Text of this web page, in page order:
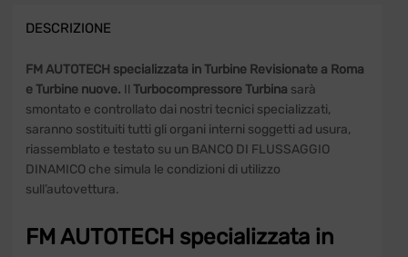
quantità
DESCRIZIONE
FM AUTOTECH specializzata in Turbine Revisionate a Roma
e Turbine nuove. Il Turbocompressore Turbina sarà
smontato e controllato dai nostri tecnici specializzati,
saranno sostituiti tutti gli organi interni soggetti ad usura,
riassemblato e testato su un BANCO DI FLUSSAGGIO
DINAMICO che simula le condizioni di utilizzo
sull’autovettura.
FM AUTOTECH specializzata in